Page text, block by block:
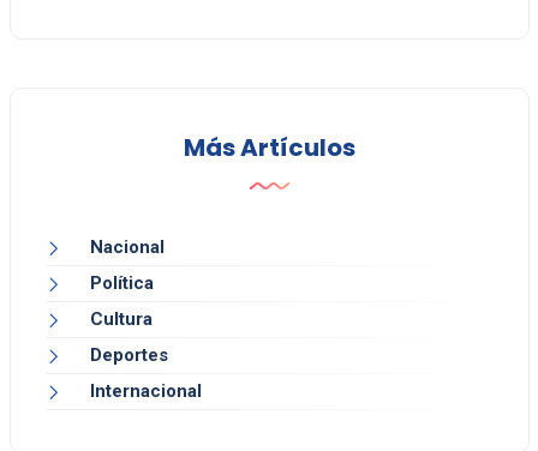
Más Artículos
Nacional
Política
Cultura
Deportes
Internacional